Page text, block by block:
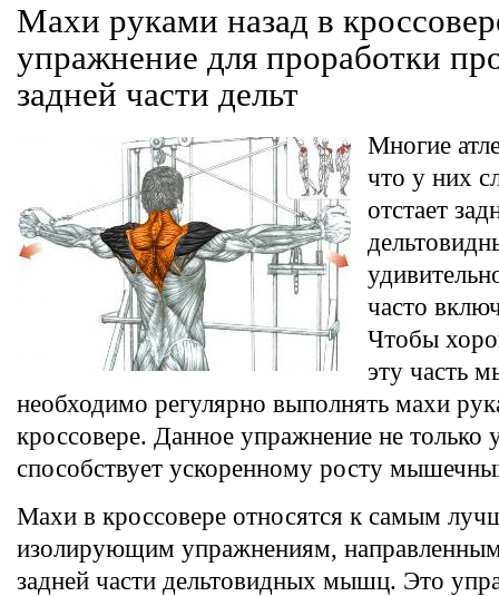
Махи руками назад в
упражнение для проработки
задней части дельт
Многие
что у них
отстает
часто
Чтобы
эту часть
необходимо регулярно выполнять махи
кроссовере. Данное упражнение не только
способствует ускоренному росту
Махи в кроссовере относятся к самым
изолирующим упражнениям,
задней части дельтовидных мышц. Это